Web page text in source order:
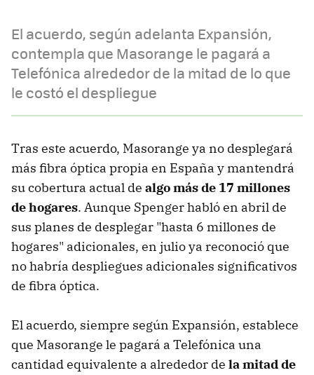
El acuerdo, según adelanta Expansión,
contempla que Masorange le pagará a
Telefónica alrededor de la mitad de lo que
le costó el despliegue
Tras este acuerdo, Masorange ya no desplegará
más fibra óptica propia en España y mantendrá
su cobertura actual de algo más de 17 millones
de hogares. Aunque Spenger habló en abril de
sus planes de desplegar "hasta 6 millones de
hogares" adicionales, en julio ya reconoció que
no habría despliegues adicionales significativos
de fibra óptica.
El acuerdo, siempre según Expansión, establece
que Masorange le pagará a Telefónica una
cantidad equivalente a alrededor de la mitad de